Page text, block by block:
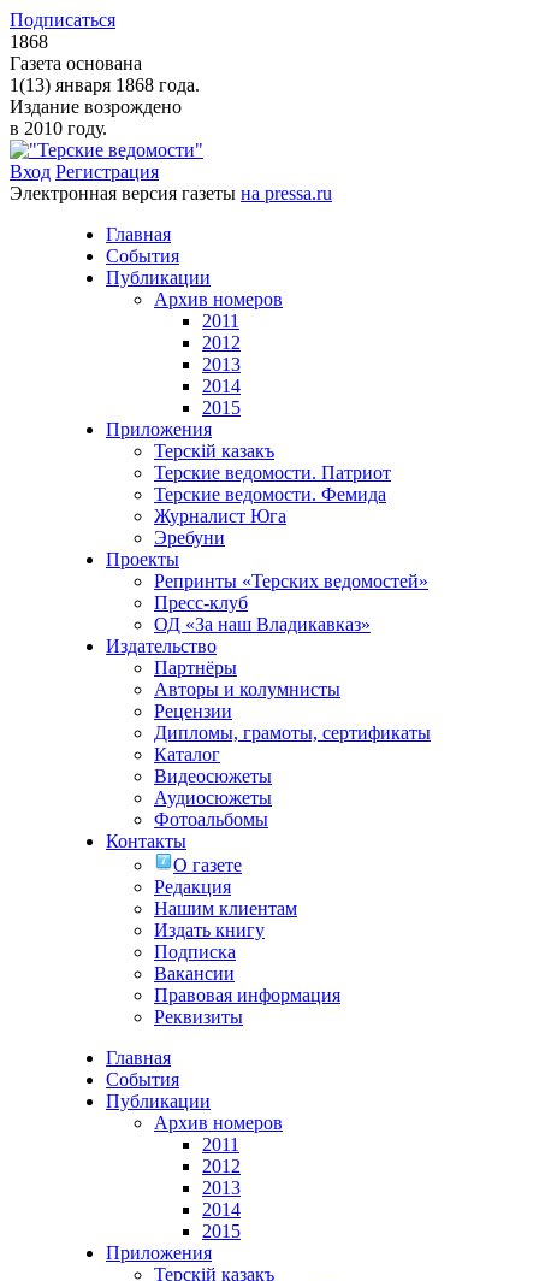
Подписаться
1868
Газета основана
1(13) января 1868 года.
Издание возрождено
в 2010 году.
Вход Регистрация
Электронная версия газеты на pressa.ru
Главная
События
Публикации
Архив номеров
2011
2012
2013
2014
2015
Приложения
Терскiй казакъ
Терские ведомости. Патриот
Терские ведомости. Фемида
Журналист Юга
Эребуни
Проекты
Репринты «Терских ведомостей»
Пресс-клуб
ОД «За наш Владикавказ»
Издательство
Партнёры
Авторы и колумнисты
Рецензии
Дипломы, грамоты, сертификаты
Каталог
Видеосюжеты
Аудиосюжеты
Фотоальбомы
Контакты
О газете
Редакция
Нашим клиентам
Издать книгу
Подписка
Вакансии
Правовая информация
Реквизиты
Главная
События
Публикации
Архив номеров
2011
2012
2013
2014
2015
Приложения
Терскiй казакъ